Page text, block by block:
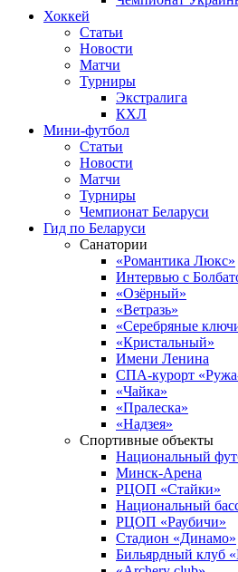
Хоккей
Статьи
Новости
Матчи
Турниры
Экстралига
КХЛ
Мини-футбол
Статьи
Новости
Матчи
Турниры
Чемпионат Беларуси
Гид по Беларуси
Санатории
«Романтика Люкс»
Интервью с
«Озёрный»
«Ветразь»
«Серебряные
«Кристальный»
Имени Ленина
СПА-курорт
«Чайка»
«Пралеска»
«Надзея»
Спортивные объекты
Национальный
Минск-Арена
РЦОП «Стайки»
Национальный
РЦОП «Раубичи»
Стадион «Динамо»
Бильярдный клуб